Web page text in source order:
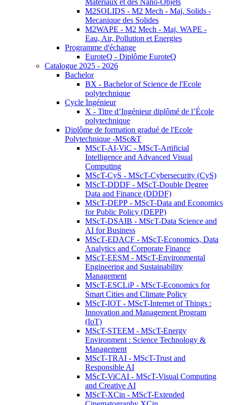
Materiaux et des Nano-Objets
M2SOLIDS - M2 Mech - Maj. Solids -
Mecanique des Solides
M2WAPE - M2 Mech - Maj. WAPE -
Eau, Air, Pollution et Energies
Programme d'échange
EuroteQ - Diplôme EuroteQ
Catalogue 2025 - 2026
Bachelor
BX - Bachelor of Science de l'Ecole
polytechnique
Cycle Ingénieur
X - Titre d’Ingénieur diplômé de l’École
polytechnique
Diplôme de formation gradué de l'Ecole
Polytechnique -MSc&T
MScT-AI-ViC - MScT-Artificial
Intelligence and Advanced Visual
Computing
MScT-CyS - MScT-Cybersecurity (CyS)
MScT-DDDF - MScT-Double Degree
Data and Finance (DDDF)
MScT-DEPP - MScT-Data and Economics
for Public Policy (DEPP)
MScT-DSAIB - MScT-Data Science and
AI for Business
MScT-EDACF - MScT-Economics, Data
Analytics and Corporate Finance
MScT-EESM - MScT-Environmental
Engineering and Sustainability
Management
MScT-ESCLiP - MScT-Economics for
Smart Cities and Climate Policy
MScT-IOT - MScT-Internet of Things :
Innovation and Management Program
(IoT)
MScT-STEEM - MScT-Energy
Environment : Science Technology &
Management
MScT-TRAI - MScT-Trust and
Responsible AI
MScT-ViCAI - MScT-Visual Computing
and Creative AI
MScT-XCin - MScT-Extended